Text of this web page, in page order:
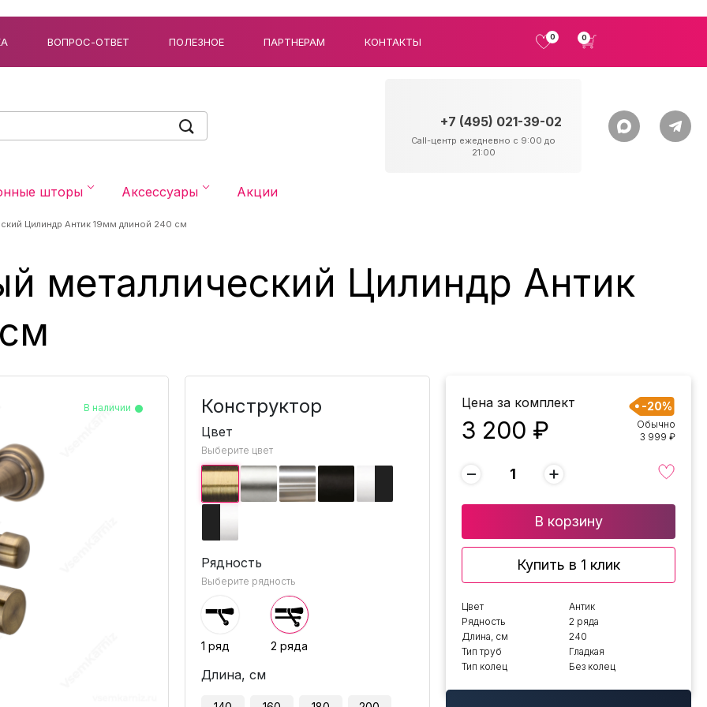
ВОПРОС-ОТВЕТ ПОЛЕЗНОЕ ПАРТНЕРАМ КОНТАКТЫ 0 0
+7 (495) 021-39-02
Call-центр ежедневно с 9:00 до
21:00
шторы Аксессуары Акции
Цилиндр Антик 19мм длиной 240 см
металлический Цилиндр Антик
В наличии
В наличии
В наличии
В наличии Конструктор
Цвет
Выберите цвет
Рядность
Выберите рядность
1 ряд 2 ряда
Длина, см
Цена за комплект
3 200 ₽
-20%
Обычно
3 999 ₽
− +
В корзину
Купить в 1 клик
Цвет
Антик
Рядность
2 ряда
Длина, см
240
Тип труб
Гладкая
Тип колец
Без колец